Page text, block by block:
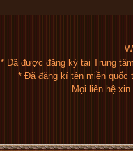
* Đã được đăng ký tại Trung
* Đã đăng kí tên miền quốc
Mọi liên hệ